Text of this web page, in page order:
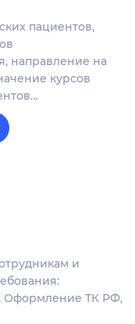
пациентов,
направление на
курсов
и
Оформление ТК РФ,